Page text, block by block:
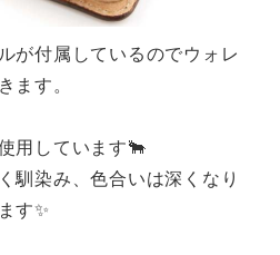
が付属しているのでウォレ
ます。
用しています🐂
馴染み、色合いは深くなり
す✨